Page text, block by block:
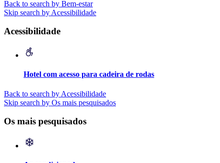
Back to search by Bem-estar
Skip search by Acessibilidade
Acessibilidade
Hotel com acesso para cadeira de rodas
Back to search by Acessibilidade
Skip search by Os mais pesquisados
Os mais pesquisados